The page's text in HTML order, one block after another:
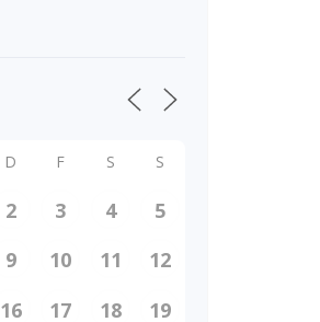
D F S S
2 3 4
5
9 10 11
12
16 17 18
19